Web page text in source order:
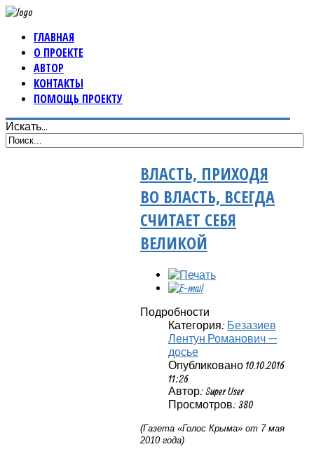
ГЛАВНАЯ
О ПРОЕКТЕ
АВТОР
КОНТАКТЫ
ПОМОЩЬ ПРОЕКТУ
Искать...
ВЛАСТЬ, ПРИХОДЯ
ВО ВЛАСТЬ, ВСЕГДА
СЧИТАЕТ СЕБЯ
ВЕЛИКОЙ
Подробности
Категория: Безазиев
Лентун Романович —
досье
Опубликовано 10.10.2016
11:26
Автор: Super User
Просмотров: 380
(Газета «Голос Крыма» от 7 мая
2010 года)